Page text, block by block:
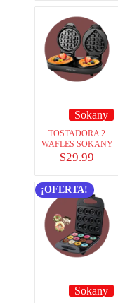
Sokany
TOSTADORA 2
WAFLES SOKANY
$29.99
¡OFERTA!
Sokany